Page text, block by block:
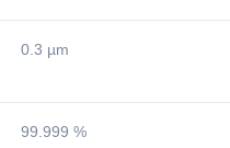
0.3 µm
99.999 %